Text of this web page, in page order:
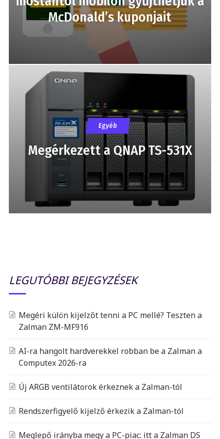
McDonald’s kuponjait
Egyéb
Megérkezett a QNAP TS-531X
LEGUTÓBBI BEJEGYZÉSEK
Megéri külön kijelzőt tenni a PC mellé? Teszten a
Zalman ZM-MF916
AI-ra hangolt hardverekkel robban be a Zalman a
Computex 2026-ra
Új ARGB ventilátorok érkeznek a Zalman-tól
Rendszerfigyelő kijelző érkezik a Zalman-tól
Meglepő irányba megy a PC-piac: itt a Zalman DS